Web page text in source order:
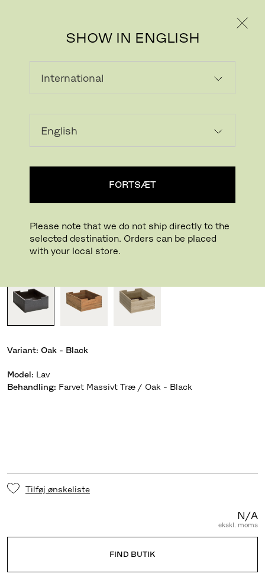
SHOW IN ENGLISH
FORTSÆT
Please note that we do not ship directly to the
selected destination. Orders can be placed
with your local store.
Download billede Klik for at zoome
Designet af Niels Hvass
VARIANTER
Variant: Oak - Black
Model: Lav
Behandling: Farvet Massivt Træ / Oak - Black
Tilføj ønskeliste
N/A
ekskl. moms
FIND BUTIK